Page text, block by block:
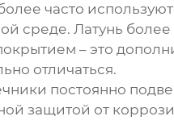
часто
среде. Латунь
– это
отличаться.
постоянно
защитой от